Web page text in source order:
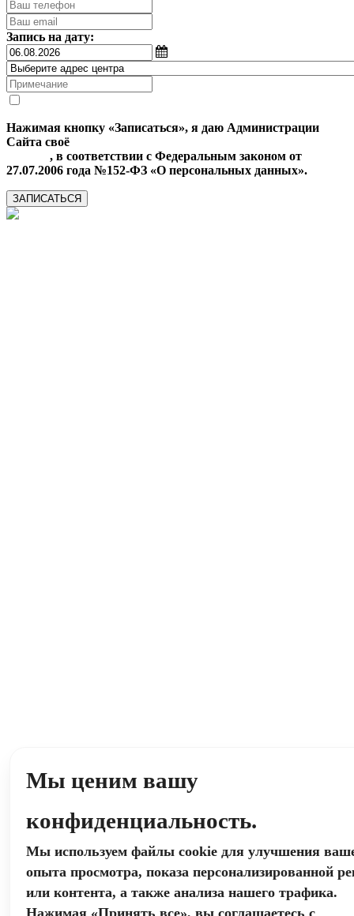
Запись на дату:
Нажимая кнопку «Записаться», я даю Администрации
Сайта своё
, в соответствии с Федеральным законом от
27.07.2006 года №152-ФЗ «О персональных данных».
ЗАПИСАТЬСЯ
Мы ценим вашу
конфиденциальность.
Мы используем файлы cookie для улучшения
опыта просмотра, показа персонализированной
или контента, а также анализа нашего трафика.
Нажимая «Принять все», вы соглашаетесь с